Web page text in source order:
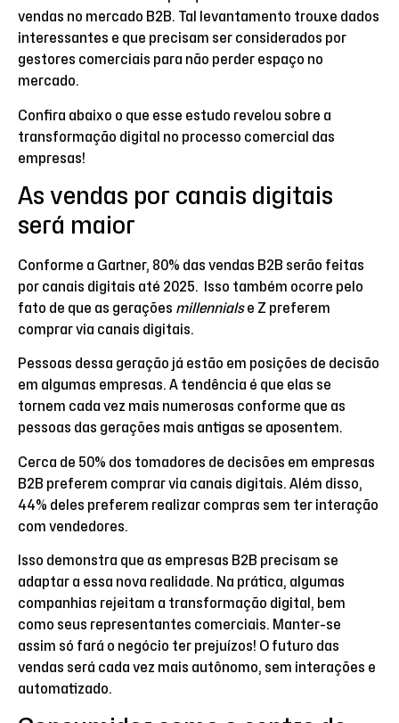
vendas no mercado B2B. Tal levantamento trouxe dados
interessantes e que precisam ser considerados por
gestores comerciais para não perder espaço no
mercado.
Confira abaixo o que esse estudo revelou sobre a
transformação digital no processo comercial das
empresas!
As vendas por canais digitais
será maior
Conforme a Gartner, 80% das vendas B2B serão feitas
por canais digitais até 2025. Isso também ocorre pelo
fato de que as gerações millennialse Z preferem
comprar via canais digitais.
Pessoas dessa geração já estão em posições de decisão
em algumas empresas. A tendência é que elas se
tornem cada vez mais numerosas conforme que as
pessoas das gerações mais antigas se aposentem.
Cerca de 50% dos tomadores de decisões em empresas
B2B preferem comprar via canais digitais. Além disso,
44% deles preferem realizar compras sem ter interação
com vendedores.
Isso demonstra que as empresas B2B precisam se
adaptar a essa nova realidade. Na prática, algumas
companhias rejeitam a transformação digital, bem
como seus representantes comerciais. Manter-se
assim só fará o negócio ter prejuízos! O futuro das
vendas será cada vez mais autônomo, sem interações e
automatizado.